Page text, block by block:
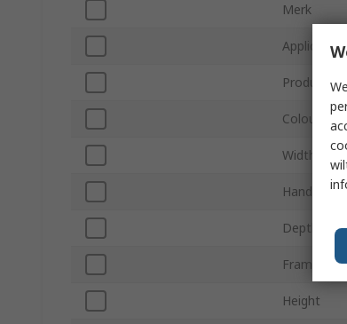
Merk
Application
Product
Colour
Width
Handle
Depth
Frame
Height